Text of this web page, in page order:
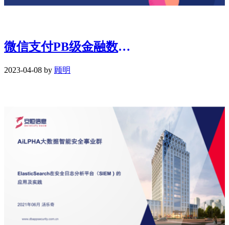
微信支付PB级金融数据高可靠的腾讯云 Elasticsearch 优化
2023-04-08 by 顾明